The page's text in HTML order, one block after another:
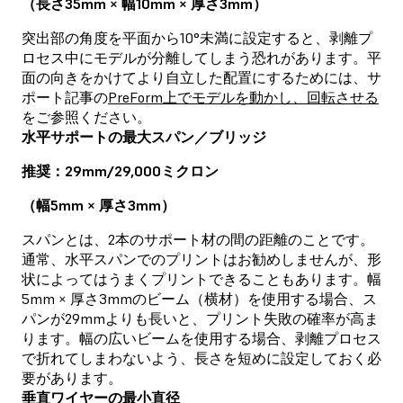
突出部の角度を平面から10°未満に設定すると、剥離プ
ロセス中にモデルが分離してしまう恐れがあります。平
面の向きをかけてより自立した配置にするためには、サ
ポート記事のPreForm上でモデルを動かし、回転させる
をご参照ください。
水平サポートの最大スパン／ブリッジ
推奨：29mm/29,000ミクロン
（幅5mm × 厚さ3mm）
スパンとは、2本のサポート材の間の距離のことです。
通常、水平スパンでのプリントはお勧めしませんが、形
状によってはうまくプリントできることもあります。幅
5mm × 厚さ3mmのビーム（横材）を使用する場合、ス
パンが29mmよりも長いと、プリント失敗の確率が高ま
ります。幅の広いビームを使用する場合、剥離プロセス
で折れてしまわないよう、長さを短めに設定しておく必
要があります。
垂直ワイヤーの最小直径